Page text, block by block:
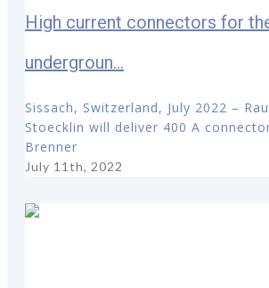
High current connectors for
undergroun...
Sissach, Switzerland, July 2022 –
Stoecklin will deliver 400 A
Brenner
July 11th, 2022